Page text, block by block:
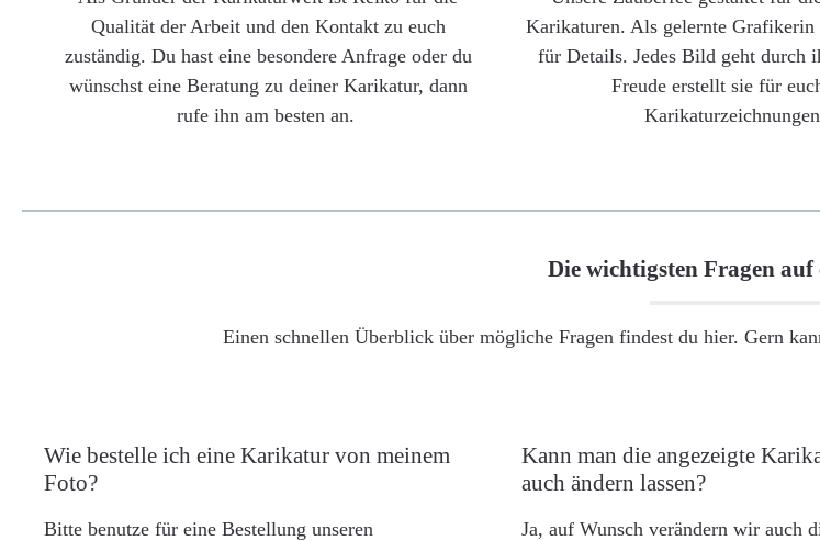
Qualität der Arbeit und den Kontakt zu euch
zuständig. Du hast eine besondere Anfrage oder du
wünschst eine Beratung zu deiner Karikatur, dann
rufe ihn am besten an.
Karikaturen. Als gelernte Grafikerin
für Details. Jedes Bild geht durch
Freude erstellt sie für
Die wichtigsten Fragen
Einen schnellen Überblick über mögliche Fragen findest du hier. Gern
Wie bestelle ich eine Karikatur von meinem
Foto?
Bitte benutze für eine Bestellung unseren
Kann man die angezeigte
auch ändern lassen?
Ja, auf Wunsch verändern wir auch